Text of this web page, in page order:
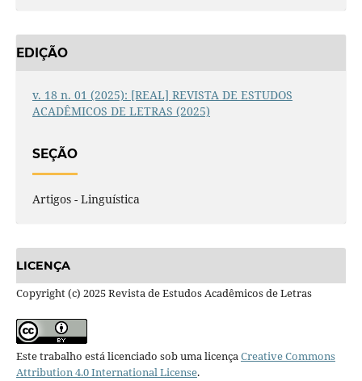
EDIÇÃO
v. 18 n. 01 (2025): [REAL] REVISTA DE ESTUDOS
ACADÊMICOS DE LETRAS (2025)
SEÇÃO
Artigos - Linguística
LICENÇA
Copyright (c) 2025 Revista de Estudos Acadêmicos de Letras
Este trabalho está licenciado sob uma licençaCreative Commons
Attribution 4.0 International License.